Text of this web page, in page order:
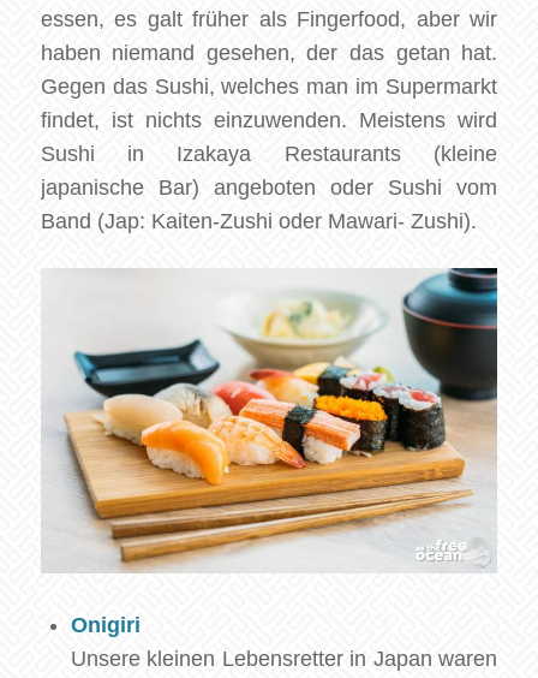
essen, es galt früher als Fingerfood, aber wir
haben niemand gesehen, der das getan hat.
Gegen das Sushi, welches man im Supermarkt
findet, ist nichts einzuwenden. Meistens wird
Sushi in Izakaya Restaurants (kleine
japanische Bar) angeboten oder Sushi vom
Band (Jap: Kaiten-Zushi oder Mawari- Zushi).
Onigiri
Unsere kleinen Lebensretter in Japan waren